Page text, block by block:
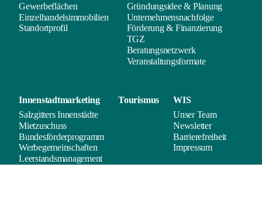
Gewerbeflächen
Einzelhandelsimmobilien
Standortprofil
Gründungsidee & Planung
Unternehmensnachfolge
Förderung & Finanzierung
TGZ
Beratungsnetzwerk
Veranstaltungsformate
Innenstadt­marketing
Salzgitters Innenstädte
Mietzuschuss
Bundesförderprogramm
Werbegemeinschaften
Leerstandsmanagement
Tourismus
WIS
Unser Team
Newsletter
Barrierefreiheit
Impressum